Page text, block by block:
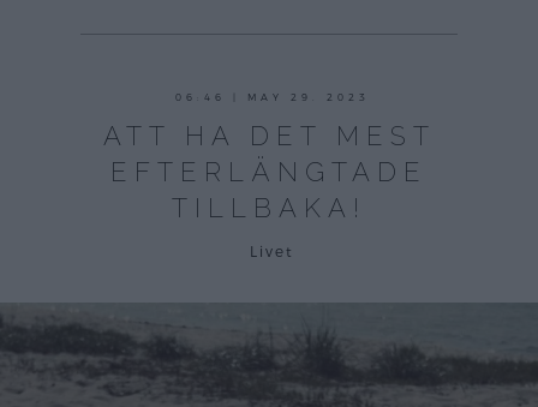
06:46 | MAY 29. 2023
2023
ATT HA DET MEST
EFTERLÄNGTADE
TILLBAKA!
Livet